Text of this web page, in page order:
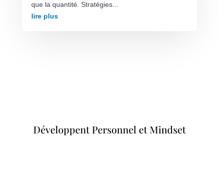
que la quantité. Stratégies...
lire plus
Développent Personnel et Mindset